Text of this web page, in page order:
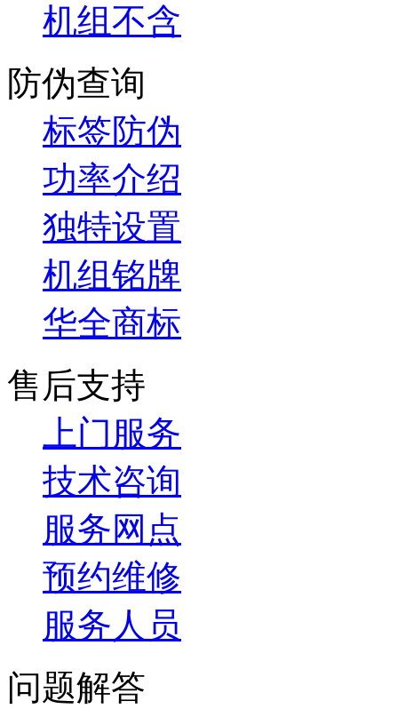
机组不含
防伪查询
标签防伪
功率介绍
独特设置
机组铭牌
华全商标
售后支持
上门服务
技术咨询
服务网点
预约维修
服务人员
问题解答